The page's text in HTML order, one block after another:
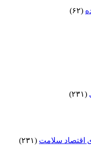
(۶۲)
(۲۳۱)
اقتصاد سلامت (۲۳۱)